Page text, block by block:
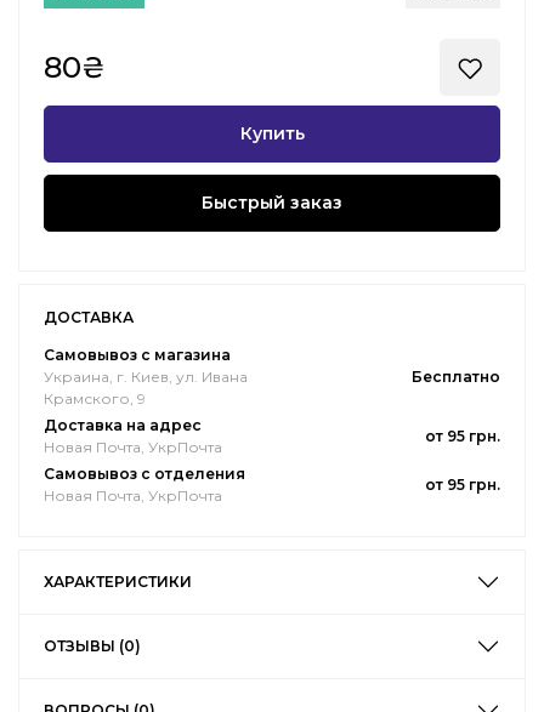
80₴
Купить
Быстрый заказ
ДОСТАВКА
Самовывоз с магазина
Украина, г. Киев, ул. Ивана
Крамского, 9
Бесплатно
Доставка на адрес
Новая Почта, УкрПочта
от 95 грн.
Самовывоз с отделения
Новая Почта, УкрПочта
от 95 грн.
ХАРАКТЕРИСТИКИ
ОТЗЫВЫ (0)